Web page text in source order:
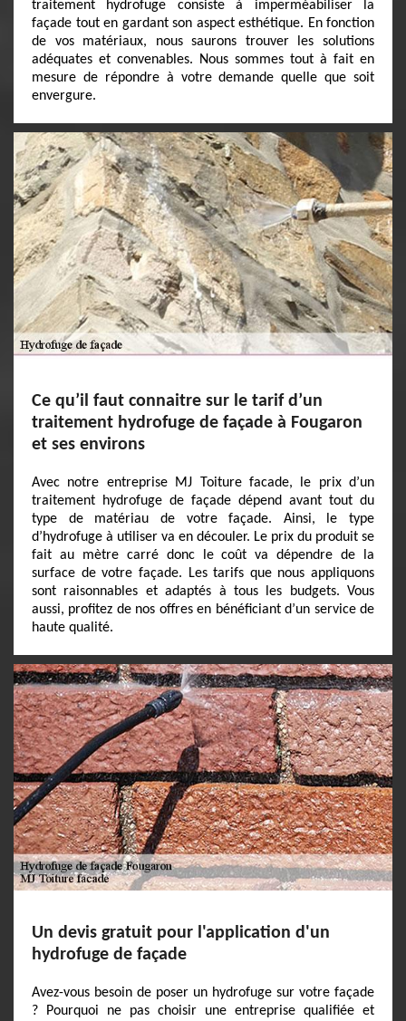
traitement hydrofuge consiste à imperméabiliser la
façade tout en gardant son aspect esthétique. En fonction
de vos matériaux, nous saurons trouver les solutions
adéquates et convenables. Nous sommes tout à fait en
mesure de répondre à votre demande quelle que soit
envergure.
Ce qu’il faut connaitre sur le tarif d’un
traitement hydrofuge de façade à Fougaron
et ses environs
Avec notre entreprise MJ Toiture facade, le prix d’un
traitement hydrofuge de façade dépend avant tout du
type de matériau de votre façade. Ainsi, le type
d’hydrofuge à utiliser va en découler. Le prix du produit se
fait au mètre carré donc le coût va dépendre de la
surface de votre façade. Les tarifs que nous appliquons
sont raisonnables et adaptés à tous les budgets. Vous
aussi, profitez de nos offres en bénéficiant d’un service de
haute qualité.
Un devis gratuit pour l'application d'un
hydrofuge de façade
Avez-vous besoin de poser un hydrofuge sur votre façade
? Pourquoi ne pas choisir une entreprise qualifiée et